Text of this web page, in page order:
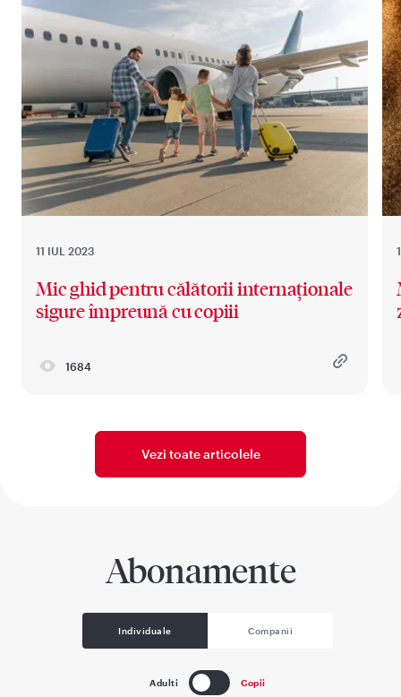
11 IUL 2023
Mic ghid pentru călătorii internaționale
sigure împreună cu copiii
1684
Vezi toate articolele
Abonamente
Individuale Companii
Adulti Copii